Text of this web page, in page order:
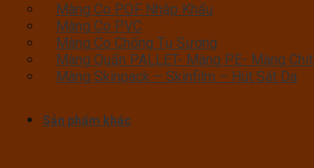
Màng Co POF Nhập Khẩu
Màng Co PVC
Màng Co Chống Tụ Sương
Màng Quấn PALLET- Màng PE- Màng Chit
Màng Skinpack – Skinfilm – Hút Sát Da
Sản phẩm khác